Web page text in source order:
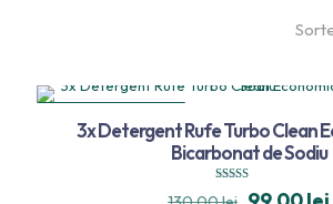
TRANSPORT GRATUIT
3x Detergent Rufe Turbo Clean
Bicarbonat de Sodiu
Evaluat la